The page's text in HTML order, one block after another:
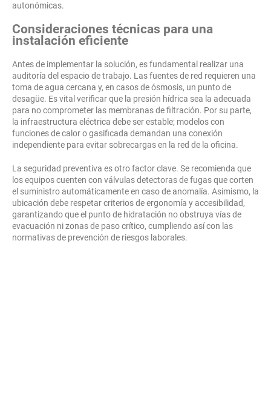
autonómicas.
Consideraciones técnicas para una
instalación eficiente
Antes de implementar la solución, es fundamental realizar una
auditoría del espacio de trabajo. Las fuentes de red requieren una
toma de agua cercana y, en casos de ósmosis, un punto de
desagüe. Es vital verificar que la presión hídrica sea la adecuada
para no comprometer las membranas de filtración. Por su parte,
la infraestructura eléctrica debe ser estable; modelos con
funciones de calor o gasificada demandan una conexión
independiente para evitar sobrecargas en la red de la oficina.
La seguridad preventiva es otro factor clave. Se recomienda que
los equipos cuenten con válvulas detectoras de fugas que corten
el suministro automáticamente en caso de anomalía. Asimismo, la
ubicación debe respetar criterios de ergonomía y accesibilidad,
garantizando que el punto de hidratación no obstruya vías de
evacuación ni zonas de paso crítico, cumpliendo así con las
normativas de prevención de riesgos laborales.